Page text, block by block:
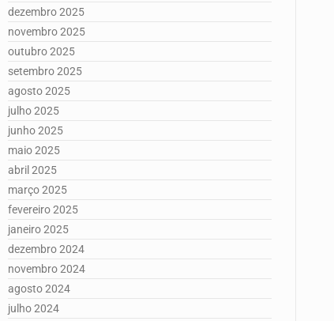
dezembro 2025
novembro 2025
outubro 2025
setembro 2025
agosto 2025
julho 2025
junho 2025
maio 2025
abril 2025
março 2025
fevereiro 2025
janeiro 2025
dezembro 2024
novembro 2024
agosto 2024
julho 2024